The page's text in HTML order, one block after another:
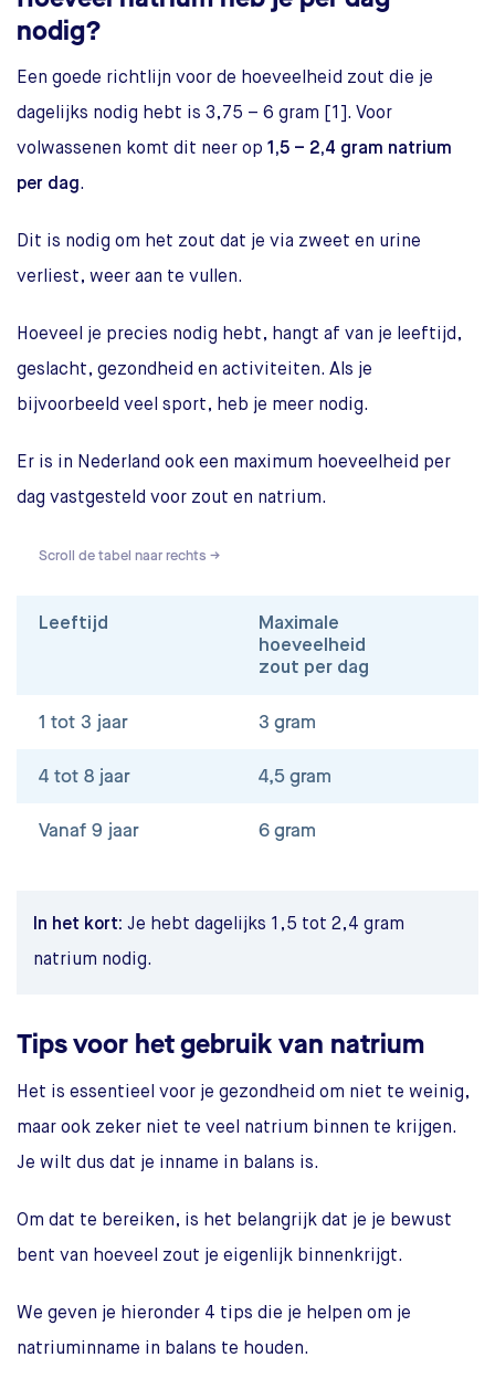
nodig?
Een goede richtlijn voor de hoeveelheid zout die je
dagelijks nodig hebt is 3,75 – 6 gram [1]. Voor
volwassenen komt dit neer op 1,5 – 2,4 gram natrium
per dag.
Dit is nodig om het zout dat je via zweet en urine
verliest, weer aan te vullen.
Hoeveel je precies nodig hebt, hangt af van je leeftijd,
geslacht, gezondheid en activiteiten. Als je
bijvoorbeeld veel sport, heb je meer nodig.
Er is in Nederland ook een maximum hoeveelheid per
dag vastgesteld voor zout en natrium.
Scroll de tabel naar rechts →
Leeftijd
Maximale
hoeveelheid
zout per dag
1 tot 3 jaar 3 gram
4 tot 8 jaar 4,5 gram
Vanaf 9 jaar 6 gram
In het kort: Je hebt dagelijks 1,5 tot 2,4 gram
natrium nodig.
Tips voor het gebruik van natrium
Het is essentieel voor je gezondheid om niet te weinig,
maar ook zeker niet te veel natrium binnen te krijgen.
Je wilt dus dat je inname in balans is.
Om dat te bereiken, is het belangrijk dat je je bewust
bent van hoeveel zout je eigenlijk binnenkrijgt.
We geven je hieronder 4 tips die je helpen om je
natriuminname in balans te houden.